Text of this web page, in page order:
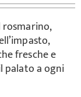
fresche e
palato a ogni